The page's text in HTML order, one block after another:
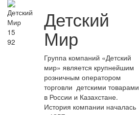
15
92
Детский
Мир
Группа компаний «Детский
мир» является крупнейшим
розничным оператором
торговли детскими товарами
в России и Казахстане.
История компании началась